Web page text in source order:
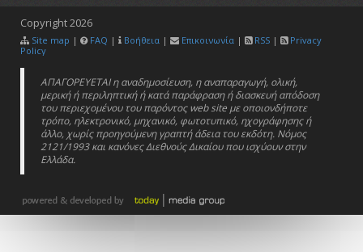
Copyright2026
Site map | FAQ | Βοήθεια | Επικοινωνία | RSS |
Privacy
Policy
ΑΠΑΓΟΡΕΥΕΤΑΙ η αναδημοσίευση, η αναπαραγωγή, ολική,
μερική ή περιληπτική ή κατά παράφραση ή διασκευή απόδοση
του περιεχομένου του παρόντος web site με οποιονδήποτε
τρόπο, ηλεκτρονικό, μηχανικό, φωτοτυπικό, ηχογράφησης ή
άλλο, χωρίς προηγούμενη γραπτή άδεια του εκδότη. Νόμος
2121/1993 και κανόνες Διεθνούς Δικαίου που ισχύουν στην
Ελλάδα.